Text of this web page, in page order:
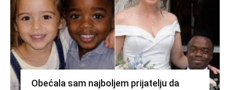
Obećala sam najboljem prijatelju da